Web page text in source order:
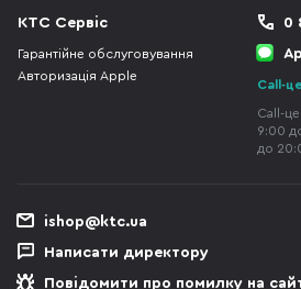
КТС Сервіс
Гарантійне обслуговування
Авторизація Apple
0
Call-
Call-
9:00
до
ishop@ktc.ua
Написати директору
Повідомити про помилку на